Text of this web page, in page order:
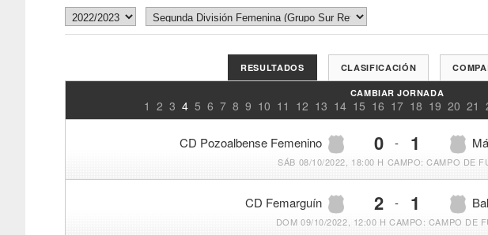
RESULTADOS CLASIFICACIÓN
CAMBIAR JORNADA
1 2 3 4 5 6 7 8 9 10 11 12 13 14 15 16 17 18 19 20 21
CD Pozoalbense Femenino 0 - 1
SÁB 08/10/2022, 18:00 H CAMPO: CAMPO DE
CD Femarguín 2 - 1
DOM 09/10/2022, 12:00 H CAMPO: CAMPO DE